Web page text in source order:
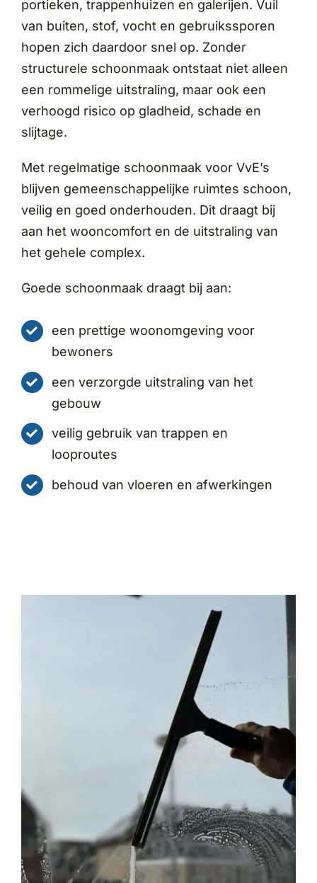
portieken, trappenhuizen en galerijen. Vuil
van buiten, stof, vocht en gebruikssporen
hopen zich daardoor snel op. Zonder
structurele schoonmaak ontstaat niet alleen
een rommelige uitstraling, maar ook een
verhoogd risico op gladheid, schade en
slijtage.
Met regelmatige schoonmaak voor VvE’s
blijven gemeenschappelijke ruimtes schoon,
veilig en goed onderhouden. Dit draagt bij
aan het wooncomfort en de uitstraling van
het gehele complex.
Goede schoonmaak draagt bij aan:
een prettige woonomgeving voor
bewoners
een verzorgde uitstraling van het
gebouw
veilig gebruik van trappen en
looproutes
behoud van vloeren en afwerkingen